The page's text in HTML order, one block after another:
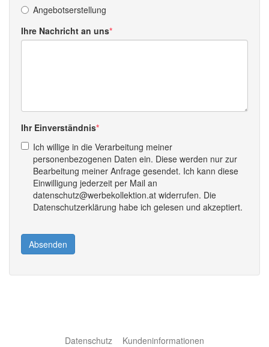
Angebotserstellung
Ihre Nachricht an uns
Ihr Einverständnis
Ich willige in die Verarbeitung meiner
personenbezogenen Daten ein. Diese werden nur zur
Bearbeitung meiner Anfrage gesendet. Ich kann diese
Einwilligung jederzeit per Mail an
datenschutz@werbekollektion.at widerrufen. Die
Datenschutzerklärung habe ich gelesen und akzeptiert.
Absenden
Datenschutz Kundeninformationen